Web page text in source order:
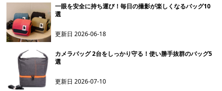
一眼を安全に持ち運び！毎日の撮影が楽しくなるバッグ10
選
更新日2026-06-18
カメラバッグ 2台をしっかり守る！使い勝手抜群のバッグ5
選
更新日2026-07-10